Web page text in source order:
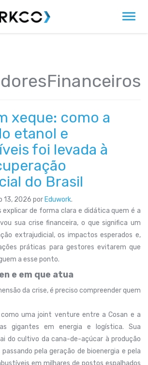
xeque: como a
etanol e
foi levada à
do Brasil
13, 2026 por Eduwork.
explicar de forma clara e didática quem é a
sua crise financeira, o que significa um
extrajudicial, os impactos esperados e,
práticas para gestores evitarem que
a esse ponto.
e em que atua
da crise, é preciso compreender quem
uma joint venture entre a Cosan e a
gigantes em energia e logística. Sua
do cultivo da cana-de-açúcar à produção
pela geração de bioenergia e pela
em milhares de postos espalhados